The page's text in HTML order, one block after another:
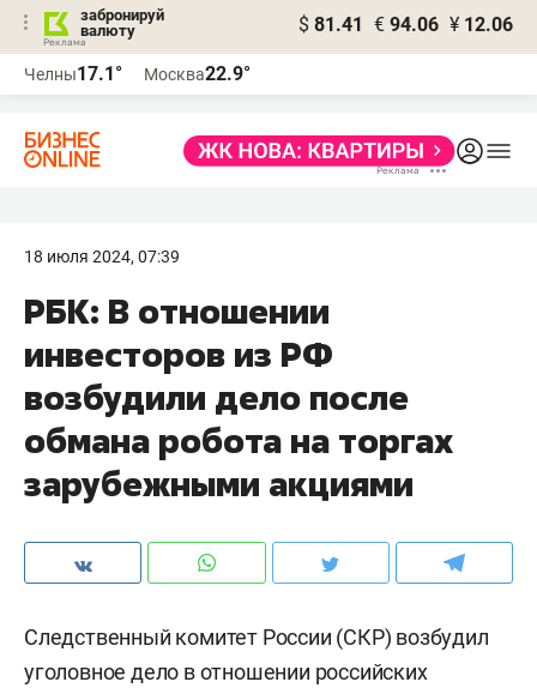
забронируй
валюту
$ 81.41 € 94.06 ¥ 12.06
Челны17.1° Москва22.9°
18 июля 2024, 07:39
РБК: В отношении
инвесторов из РФ
возбудили дело после
обмана робота на торгах
зарубежными акциями
Следственный комитет России (СКР) возбудил
уголовное дело в отношении российских